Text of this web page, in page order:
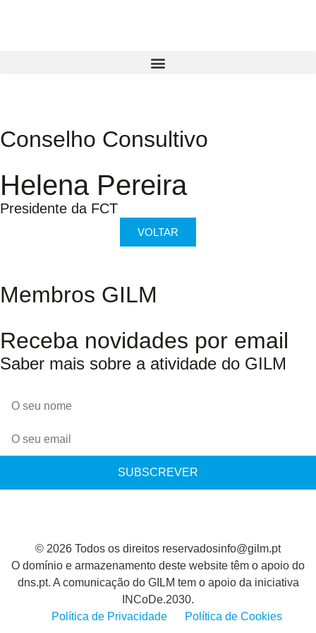
Conselho Consultivo
Helena Pereira
Presidente da FCT
VOLTAR
Membros GILM
Receba novidades por email
Saber mais sobre a atividade do GILM
SUBSCREVER
© 2026 Todos os direitos reservadosinfo@gilm.pt
O domínio e armazenamento deste website têm o apoio do
dns.pt. A comunicação do GILM tem o apoio da iniciativa
INCoDe.2030.
Política de Privacidade
Política de Cookies